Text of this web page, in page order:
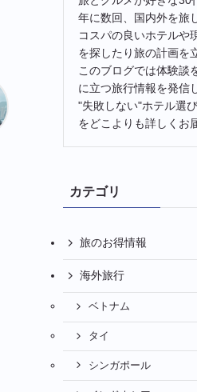
年に数回、国内外を旅
コスパの良いホテルや
を探したり旅の計画を
このブログでは体験談
に立つ旅行情報を発信
"失敗しない"ホテル選
をどこよりも詳しくお
カテゴリ
旅のお得情報
海外旅行
ベトナム
タイ
シンガポール